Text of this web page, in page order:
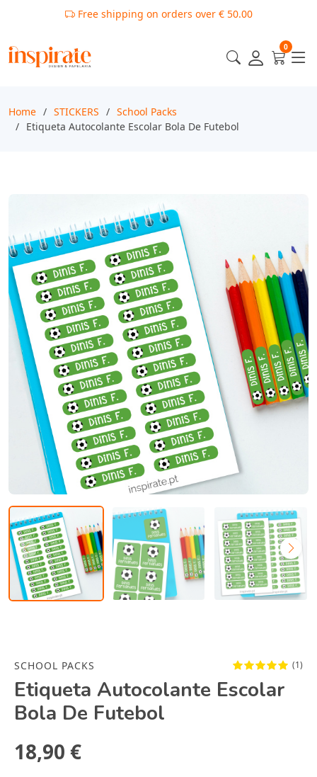
0
Home STICKERS
School Packs
Etiqueta Autocolante Escolar Bola De Futebol
SCHOOL PACKS (1)
Etiqueta Autocolante Escolar
Bola De Futebol
18,90 €